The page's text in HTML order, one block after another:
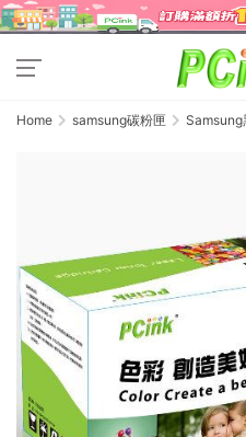
Home samsung碳粉匣 Samsung